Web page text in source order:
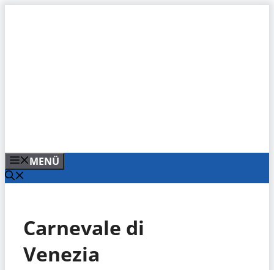
MENÜ
Carnevale di
Venezia